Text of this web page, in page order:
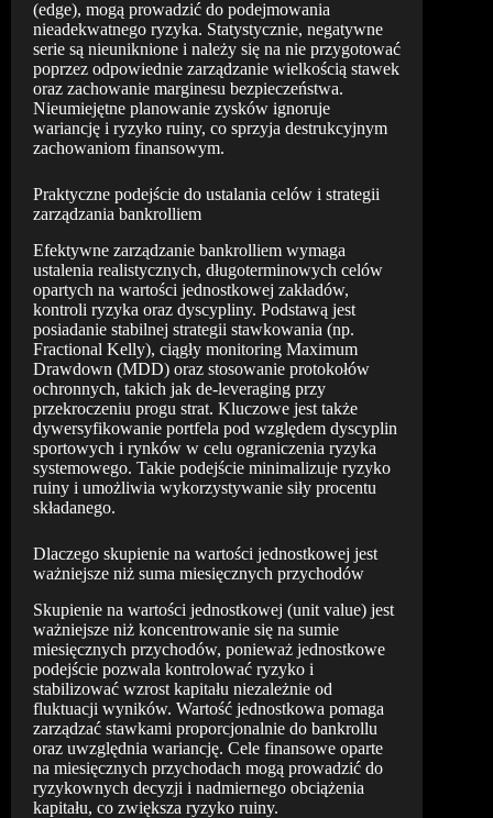
(edge), mogą prowadzić do podejmowania
nieadekwatnego ryzyka. Statystycznie, negatywne
serie są nieuniknione i należy się na nie przygotować
poprzez odpowiednie zarządzanie wielkością stawek
oraz zachowanie marginesu bezpieczeństwa.
Nieumiejętne planowanie zysków ignoruje
wariancję i ryzyko ruiny, co sprzyja destrukcyjnym
zachowaniom finansowym.
Praktyczne podejście do ustalania celów i strategii
zarządzania bankrolliem
Efektywne zarządzanie bankrolliem wymaga
ustalenia realistycznych, długoterminowych celów
opartych na wartości jednostkowej zakładów,
kontroli ryzyka oraz dyscypliny. Podstawą jest
posiadanie stabilnej strategii stawkowania (np.
Fractional Kelly), ciągły monitoring Maximum
Drawdown (MDD) oraz stosowanie protokołów
ochronnych, takich jak de-leveraging przy
przekroczeniu progu strat. Kluczowe jest także
dywersyfikowanie portfela pod względem dyscyplin
sportowych i rynków w celu ograniczenia ryzyka
systemowego. Takie podejście minimalizuje ryzyko
ruiny i umożliwia wykorzystywanie siły procentu
składanego.
Dlaczego skupienie na wartości jednostkowej jest
ważniejsze niż suma miesięcznych przychodów
Skupienie na wartości jednostkowej (unit value) jest
ważniejsze niż koncentrowanie się na sumie
miesięcznych przychodów, ponieważ jednostkowe
podejście pozwala kontrolować ryzyko i
stabilizować wzrost kapitału niezależnie od
fluktuacji wyników. Wartość jednostkowa pomaga
zarządzać stawkami proporcjonalnie do bankrollu
oraz uwzględnia wariancję. Cele finansowe oparte
na miesięcznych przychodach mogą prowadzić do
ryzykownych decyzji i nadmiernego obciążenia
kapitału, co zwiększa ryzyko ruiny.